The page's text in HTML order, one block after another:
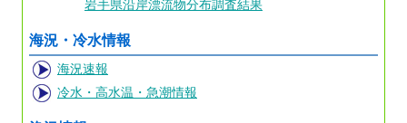
岩手県沿岸漂流物分布調査結果
海況・冷水情報
海況速報
冷水・高水温・急潮情報